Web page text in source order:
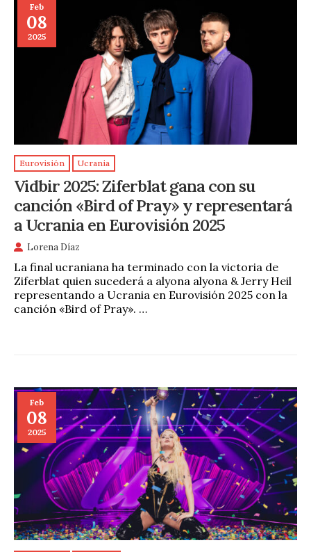
Feb
08
2025
Eurovisión Ucrania
Vidbir 2025: Ziferblat gana con su
canción «Bird of Pray» y representará
a Ucrania en Eurovisión 2025
Lorena Díaz
La final ucraniana ha terminado con la victoria de
Ziferblat quien sucederá a alyona alyona & Jerry Heil
representando a Ucrania en Eurovisión 2025 con la
canción «Bird of Pray». …
Feb
08
2025